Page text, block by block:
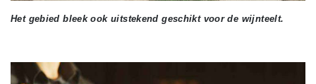
Het gebied bleek ook uitstekend geschikt voor de wijnteelt.